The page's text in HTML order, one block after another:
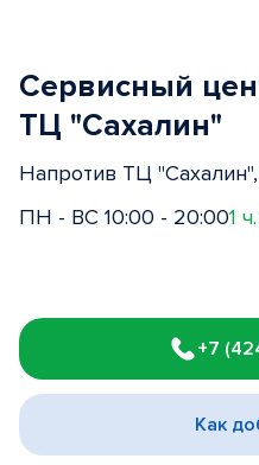
Сервисный
ТЦ "Сахалин"
Напротив ТЦ
ПН - ВС 10:00 - 20:001
1
of
3
+7
Как